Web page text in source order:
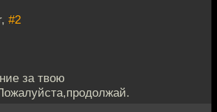
#2
за твою